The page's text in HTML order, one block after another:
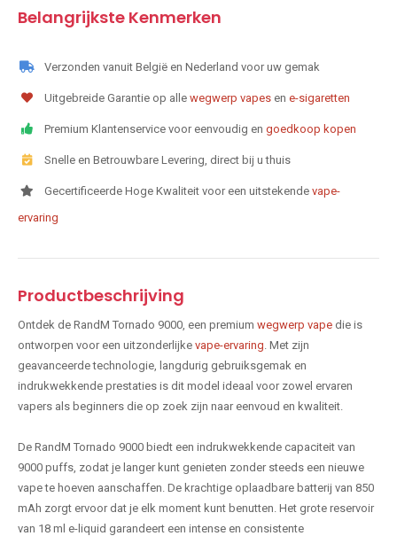
Belangrijkste Kenmerken
Verzonden vanuit België en Nederland voor uw gemak
Uitgebreide Garantie op alle wegwerp vapes en e-sigaretten
Premium Klantenservice voor eenvoudig en goedkoop kopen
Snelle en Betrouwbare Levering, direct bij u thuis
Gecertificeerde Hoge Kwaliteit voor een uitstekende vape-
ervaring
Productbeschrijving
Ontdek de RandM Tornado 9000, een premium wegwerp vape die is
ontworpen voor een uitzonderlijke vape-ervaring . Met zijn
geavanceerde technologie, langdurig gebruiksgemak en
indrukwekkende prestaties is dit model ideaal voor zowel ervaren
vapers als beginners die op zoek zijn naar eenvoud en kwaliteit.
De RandM Tornado 9000 biedt een indrukwekkende capaciteit van
9000 puffs, zodat je langer kunt genieten zonder steeds een nieuwe
vape te hoeven aanschaffen. De krachtige oplaadbare batterij van 850
mAh zorgt ervoor dat je elk moment kunt benutten. Het grote reservoir
van 18 ml e-liquid garandeert een intense en consistente